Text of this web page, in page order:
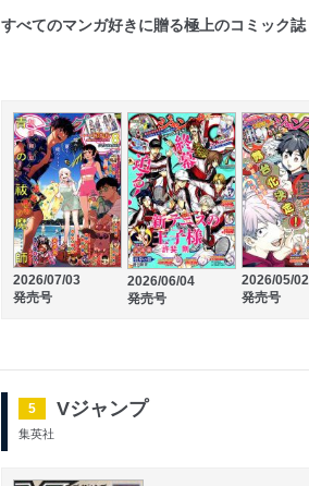
2026/06/22
発売号
2026/06/15
発売号
すべてのマンガ好きに贈る極上のコミック誌
2026/07/03
発売号
2026/06/04
発売号
2026/05/02
発売号
5 Vジャンプ
集英社